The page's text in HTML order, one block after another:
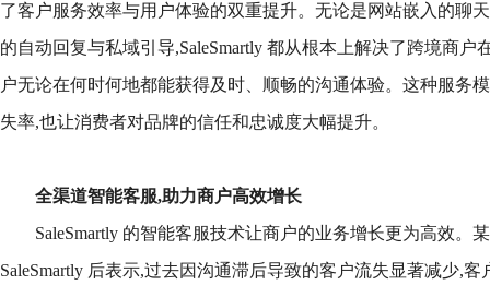
了客户服务效率与用户体验的双重提升。无论是网站嵌入的聊
的自动回复与私域引导,SaleSmartly 都从根本上解决了跨境商户
户无论在何时何地都能获得及时、顺畅的沟通体验。这种服务
失率,也让消费者对品牌的信任和忠诚度大幅提升。
全渠道智能客服,助力商户高效增长
SaleSmartly 的智能客服技术让商户的业务增长更为高效。
SaleSmartly 后表示,过去因沟通滞后导致的客户流失显著减少,